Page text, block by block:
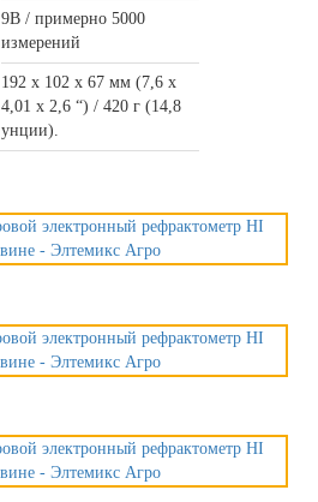
9В / примерно 5000
измерений
192 х 102 х 67 мм (7,6 х
4,01 х 2,6 “) / 420 г (14,8
унции).